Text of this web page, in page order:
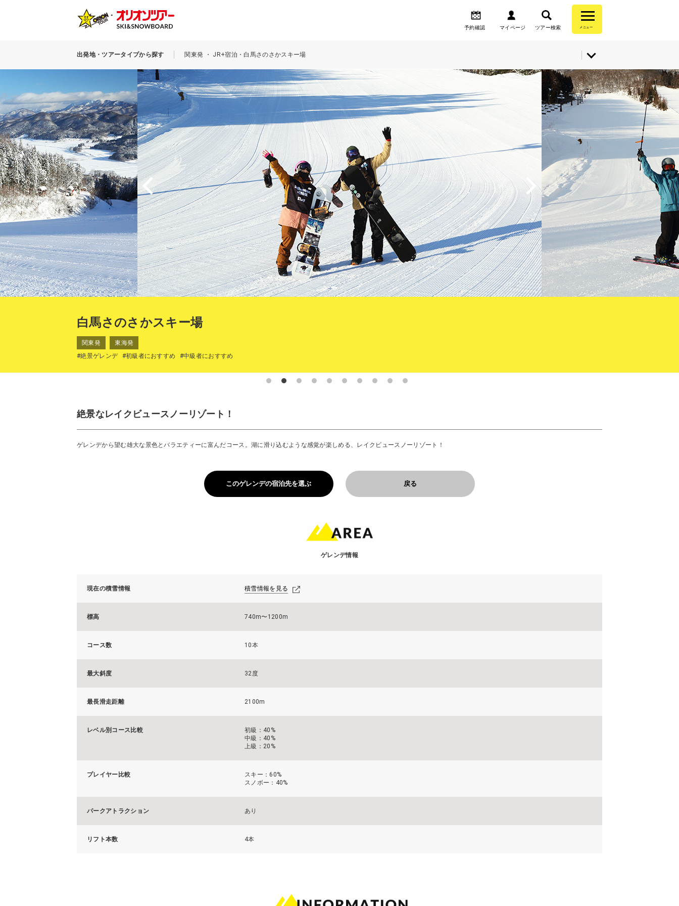
予約確認 マイページ ツアー検索 メニュー
出発地・ツアータイプから探す 関東発 ・ JR+宿泊・白馬さのさかスキー場
白馬さのさかスキー場
関東発
東海発
#絶景ゲレンデ
#初級者におすすめ #中級者におすすめ
絶景なレイクビュースノーリゾート！
ゲレンデから望む雄大な景色とバラエティーに富んだコース。湖に滑り込むような感覚が楽しめる、レイクビュースノーリゾート！
このゲレンデの宿泊先を選ぶ 戻る
ゲレンデ情報
現在の積雪情報 積雪情報を見る
標高 740m〜1200m
コース数 10本
最大斜度 32度
最長滑走距離 2100m
レベル別コース比較
初級：40%
中級：40%
上級：20%
プレイヤー比較
スキー：60%
スノボー：40%
パークアトラクション あり
リフト本数 4本